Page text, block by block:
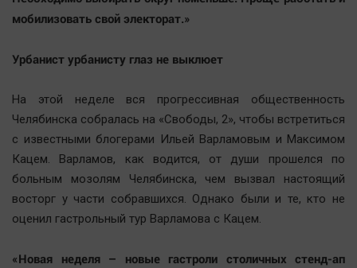
мобилизовать свой электорат.»
Урбанист урбанисту глаз не выклюет
На этой неделе вся прогрессивная общественность
Челябинска собралась на «Свободы, 2», чтобы встретиться
с известными блогерами Ильей Варламовым и Максимом
Кацем. Варламов, как водится, от души прошелся по
больным мозолям Челябинска, чем вызвал настоящий
восторг у части собравшихся. Однако были и те, кто не
оценил гастрольный тур Варламова с Кацем.
«Новая неделя – новые гастроли столичных стенд-ап